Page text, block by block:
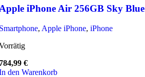
iPhone Air 256GB Sky
, Apple iPhone, iPhone
€
den Warenkorb